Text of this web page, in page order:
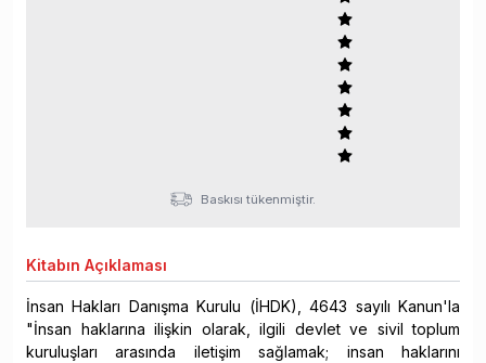
Baskısı tükenmiştir.
Kitabın Açıklaması
İnsan Hakları Danışma Kurulu (İHDK), 4643 sayılı Kanun'la
"İnsan haklarına ilişkin olarak, ilgili devlet ve sivil toplum
kuruluşları arasında iletişim sağlamak; insan haklarını